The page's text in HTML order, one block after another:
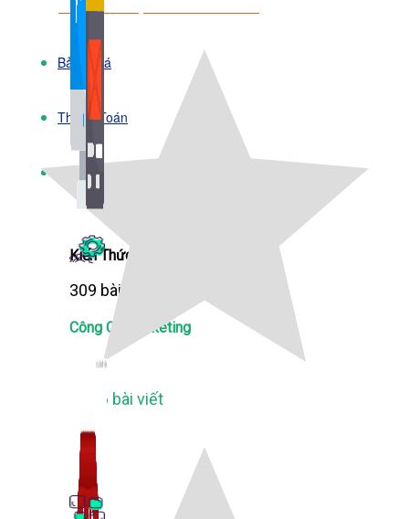
Kiến Thức Website
309 bài viết
Xem thêm phần mềm khác
Bảng Giá
Thanh Toán
Kiến Thức Marketing
Công Cụ Marketing
1,066 bài viết